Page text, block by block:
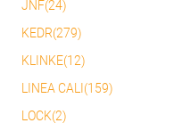
JNF(24)
KEDR(279)
KLINKE(12)
LINEA CALI(159)
LOCK(2)